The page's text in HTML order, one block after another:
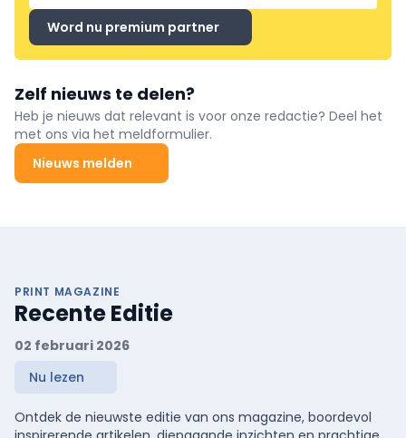
Word nu premium partner
Zelf nieuws te delen?
Heb je nieuws dat relevant is voor onze redactie? Deel het
met ons via het meldformulier.
Nieuws melden
PRINT MAGAZINE
Recente Editie
02 februari 2026
Nu lezen
Ontdek de nieuwste editie van ons magazine, boordevol